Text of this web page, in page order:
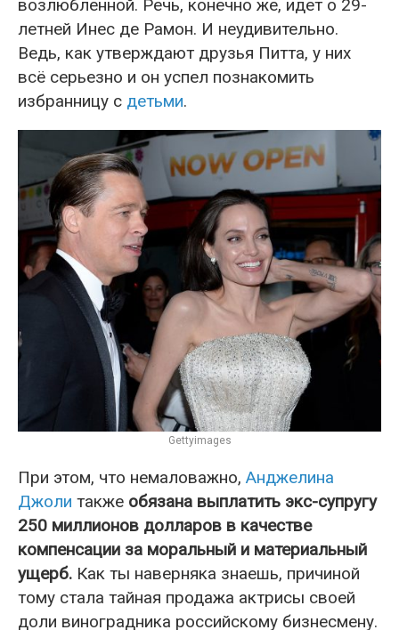
возлюбленной. Речь, конечно же, идет о 29-
летней Инес де Рамон. И неудивительно.
Ведь, как утверждают друзья Питта, у них
всё серьезно и он успел познакомить
избранницу с детьми.
Gettyimages
При этом, что немаловажно, Анджелина
Джоли также обязана выплатить экс-супругу
250 миллионов долларов в качестве
компенсации за моральный и материальный
ущерб. Как ты наверняка знаешь, причиной
тому стала тайная продажа актрисы своей
доли виноградника российскому бизнесмену.